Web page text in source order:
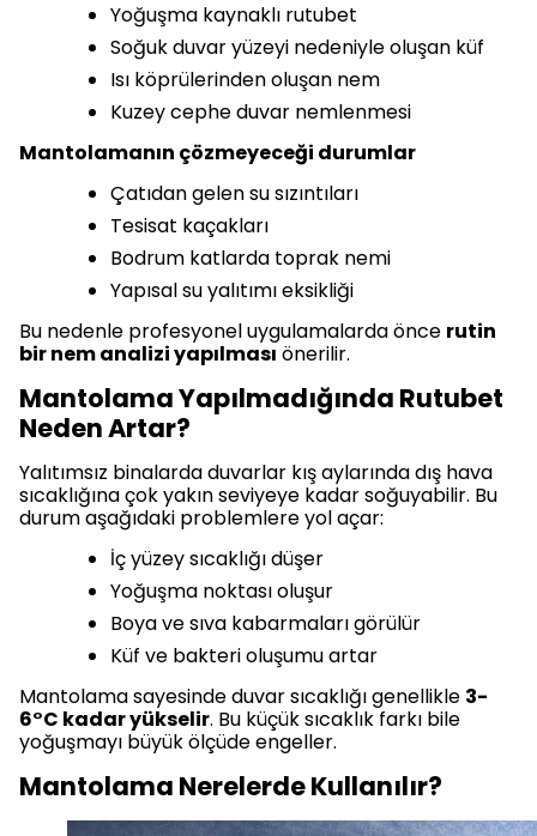
Yoğuşma kaynaklı rutubet
Soğuk duvar yüzeyi nedeniyle oluşan küf
Isı köprülerinden oluşan nem
Kuzey cephe duvar nemlenmesi
Mantolamanın çözmeyeceği durumlar
Çatıdan gelen su sızıntıları
Tesisat kaçakları
Bodrum katlarda toprak nemi
Yapısal su yalıtımı eksikliği
Bu nedenle profesyonel uygulamalarda önce rutin
bir nem analizi yapılması önerilir.
Mantolama Yapılmadığında Rutubet
Neden Artar?
Yalıtımsız binalarda duvarlar kış aylarında dış hava
sıcaklığına çok yakın seviyeye kadar soğuyabilir. Bu
durum aşağıdaki problemlere yol açar:
İç yüzey sıcaklığı düşer
Yoğuşma noktası oluşur
Boya ve sıva kabarmaları görülür
Küf ve bakteri oluşumu artar
Mantolama sayesinde duvar sıcaklığı genellikle 3-
6°C kadar yükselir. Bu küçük sıcaklık farkı bile
yoğuşmayı büyük ölçüde engeller.
Mantolama Nerelerde Kullanılır?